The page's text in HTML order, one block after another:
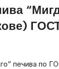
печива по